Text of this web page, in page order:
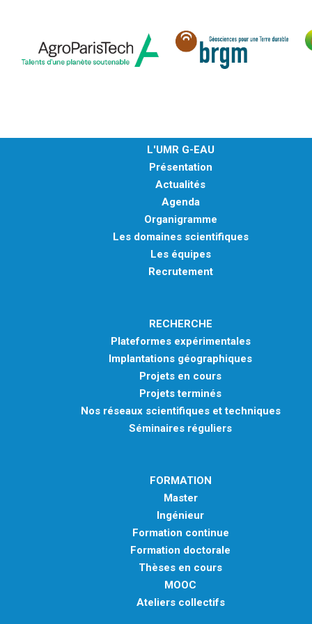
L'UMR G-EAU
Présentation
Actualités
Agenda
Organigramme
Les domaines scientifiques
Les équipes
Recrutement
RECHERCHE
Plateformes expérimentales
Implantations géographiques
Projets en cours
Projets terminés
Nos réseaux scientifiques et techniques
Séminaires réguliers
FORMATION
Master
Ingénieur
Formation continue
Formation doctorale
Thèses en cours
MOOC
Ateliers collectifs